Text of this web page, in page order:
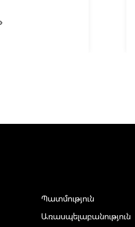
Պատմություն
Առասպելաբանություն